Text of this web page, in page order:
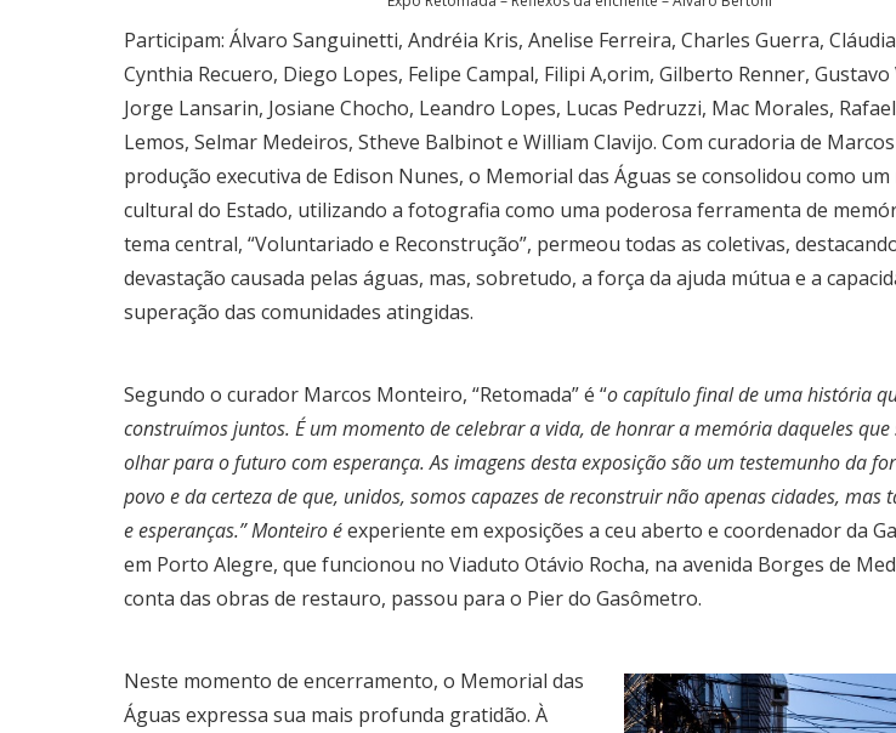
Participam: Álvaro Sanguinetti, Andréia Kris, Anelise Ferreira, Charles Guerra,
Cynthia Recuero, Diego Lopes, Felipe Campal, Filipi A,orim, Gilberto Renner, Gustavo
Jorge Lansarin, Josiane Chocho, Leandro Lopes, Lucas Pedruzzi, Mac Morales,
Lemos, Selmar Medeiros, Stheve Balbinot e William Clavijo. Com curadoria de
produção executiva de Edison Nunes, o Memorial das Águas se consolidou como um
cultural do Estado, utilizando a fotografia como uma poderosa ferramenta de
tema central, “Voluntariado e Reconstrução”, permeou todas as coletivas,
devastação causada pelas águas, mas, sobretudo, a força da ajuda mútua e a
superação das comunidades atingidas.
Segundo o curador Marcos Monteiro, “Retomada” é “o capítulo final de uma história
construímos juntos. É um momento de celebrar a vida, de honrar a memória daqueles que
olhar para o futuro com esperança. As imagens desta exposição são um testemunho da
povo e da certeza de que, unidos, somos capazes de reconstruir não apenas cidades, mas
e esperanças.” Monteiro éexperiente em exposições a ceu aberto e coordenador da
em Porto Alegre, que funcionou no Viaduto Otávio Rocha, na avenida Borges de
conta das obras de restauro, passou para o Pier do Gasômetro.
Neste momento de encerramento, o Memorial das
Águas expressa sua mais profunda gratidão. À